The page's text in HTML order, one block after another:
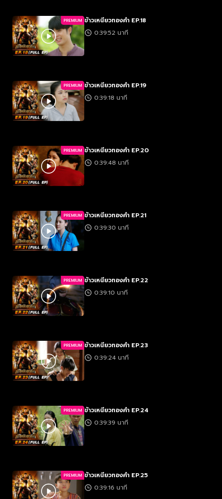
PREMIUM ข้าวเหนียวทองคำ EP.18
0:39:52 นาที
PREMIUM ข้าวเหนียวทองคำ EP.19
0:39:18 นาที
PREMIUM ข้าวเหนียวทองคำ EP.20
0:39:48 นาที
PREMIUM ข้าวเหนียวทองคำ EP.21
0:39:30 นาที
PREMIUM ข้าวเหนียวทองคำ EP.22
0:39:10 นาที
PREMIUM ข้าวเหนียวทองคำ EP.23
0:39:24 นาที
PREMIUM ข้าวเหนียวทองคำ EP.24
0:39:39 นาที
PREMIUM ข้าวเหนียวทองคำ EP.25
0:39:16 นาที